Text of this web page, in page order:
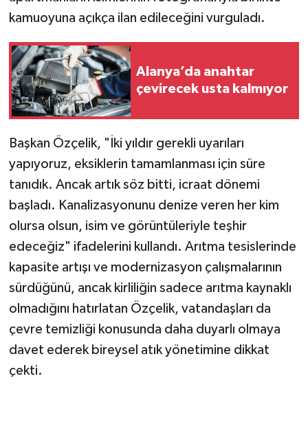
kamuoyuna açıkça ilan edileceğini vurguladı.
Alanya’da anahtar
çevirecek usta kalmıyor
Başkan Özçelik, "İki yıldır gerekli uyarıları
yapıyoruz, eksiklerin tamamlanması için süre
tanıdık. Ancak artık söz bitti, icraat dönemi
başladı. Kanalizasyonunu denize veren her kim
olursa olsun, isim ve görüntüleriyle teşhir
edeceğiz" ifadelerini kullandı. Arıtma tesislerinde
kapasite artışı ve modernizasyon çalışmalarının
sürdüğünü, ancak kirliliğin sadece arıtma kaynaklı
olmadığını hatırlatan Özçelik, vatandaşları da
çevre temizliği konusunda daha duyarlı olmaya
davet ederek bireysel atık yönetimine dikkat
çekti.